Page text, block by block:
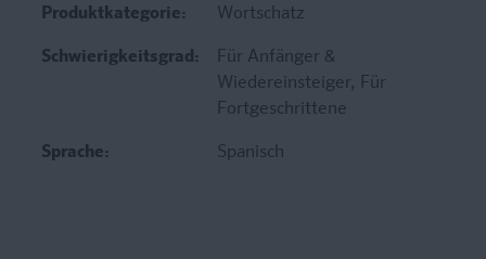
Produktkategorie: Wortschatz
Schwierigkeitsgrad:
Für Anfänger &
Wiedereinsteiger, Für
Fortgeschrittene
Sprache: Spanisch